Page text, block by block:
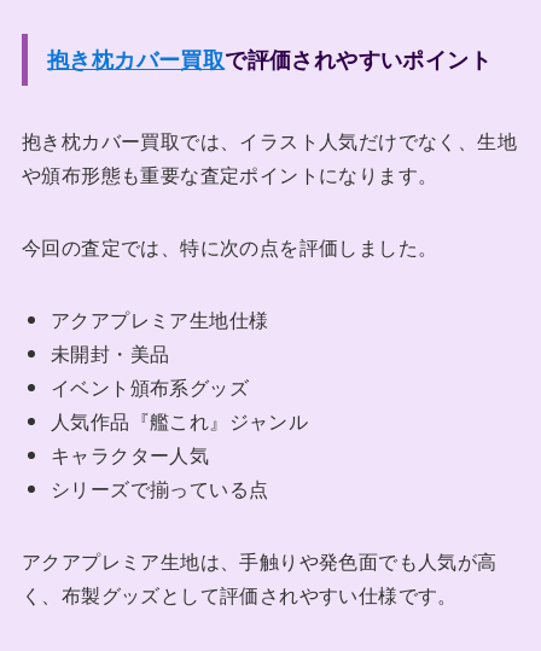
抱き枕カバー買取で評価されやすいポイント
抱き枕カバー買取では、イラスト人気だけでなく、生地
や頒布形態も重要な査定ポイントになります。
今回の査定では、特に次の点を評価しました。
アクアプレミア生地仕様
未開封・美品
イベント頒布系グッズ
人気作品『艦これ』ジャンル
キャラクター人気
シリーズで揃っている点
アクアプレミア生地は、手触りや発色面でも人気が高
く、布製グッズとして評価されやすい仕様です。